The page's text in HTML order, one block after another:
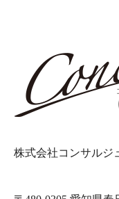
株式会社コンサルジ